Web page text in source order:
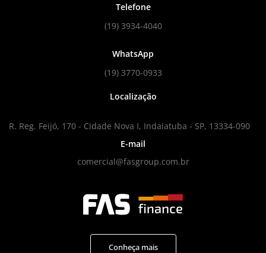
Telefone
(19) 3934-4040
WhatsApp
(19) 3770-0933
Localização
R. Reg. Feijó, 170 - Cidade Nova I, Indaiatuba - SP, 13334-090
E-mail
comercial@fasgroup.com.br
Conheça mais